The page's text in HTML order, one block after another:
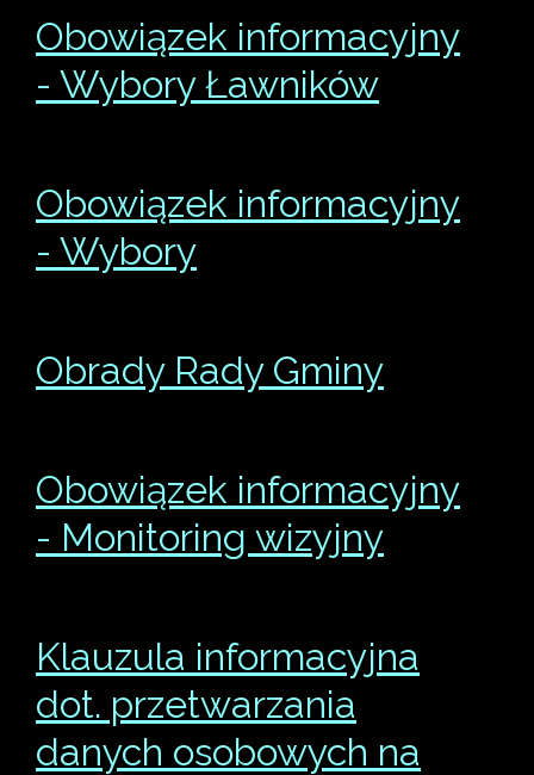
Obowiązek informacyjny
- Wybory Ławników
Obowiązek informacyjny
- Wybory
Obrady Rady Gminy
Obowiązek informacyjny
- Monitoring wizyjny
Klauzula informacyjna
dot. przetwarzania
danych osobowych na